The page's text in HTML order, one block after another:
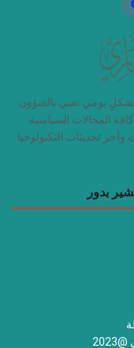
بشكلٍ يومي تعني بالشؤون
المجالات السياسية
وآخر تحديثات التكنولوجيا
بدور